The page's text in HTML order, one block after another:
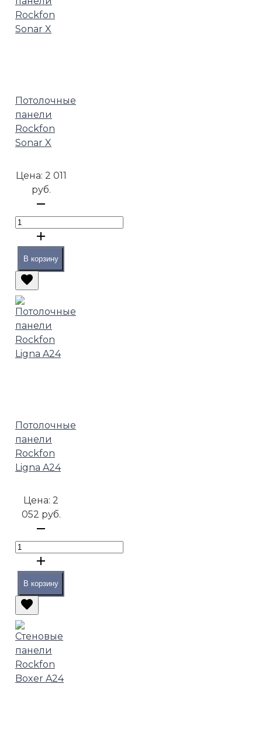
Потолочные
панели
Rockfon
Sonar X
Цена: 2 011
руб.
В корзину
Потолочные
панели
Rockfon
Ligna A24
Цена:2
052 руб.
В корзину